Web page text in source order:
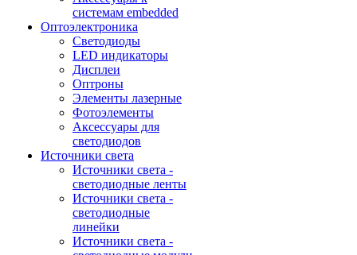
системам embedded
Oптоэлектроника
Светодиоды
LED индикаторы
Дисплеи
Оптроны
Элементы лазерные
Фотоэлементы
Аксессуары для
светодиодов
Источники света
Источники света -
светодиодные ленты
Источники света -
светодиодные
линейки
Источники света -